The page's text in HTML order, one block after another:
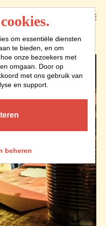
om essentiële diensten
te bieden, en om
onze bezoekers met
omgaan. Door op
met ons gebruik van
en support.
beheren